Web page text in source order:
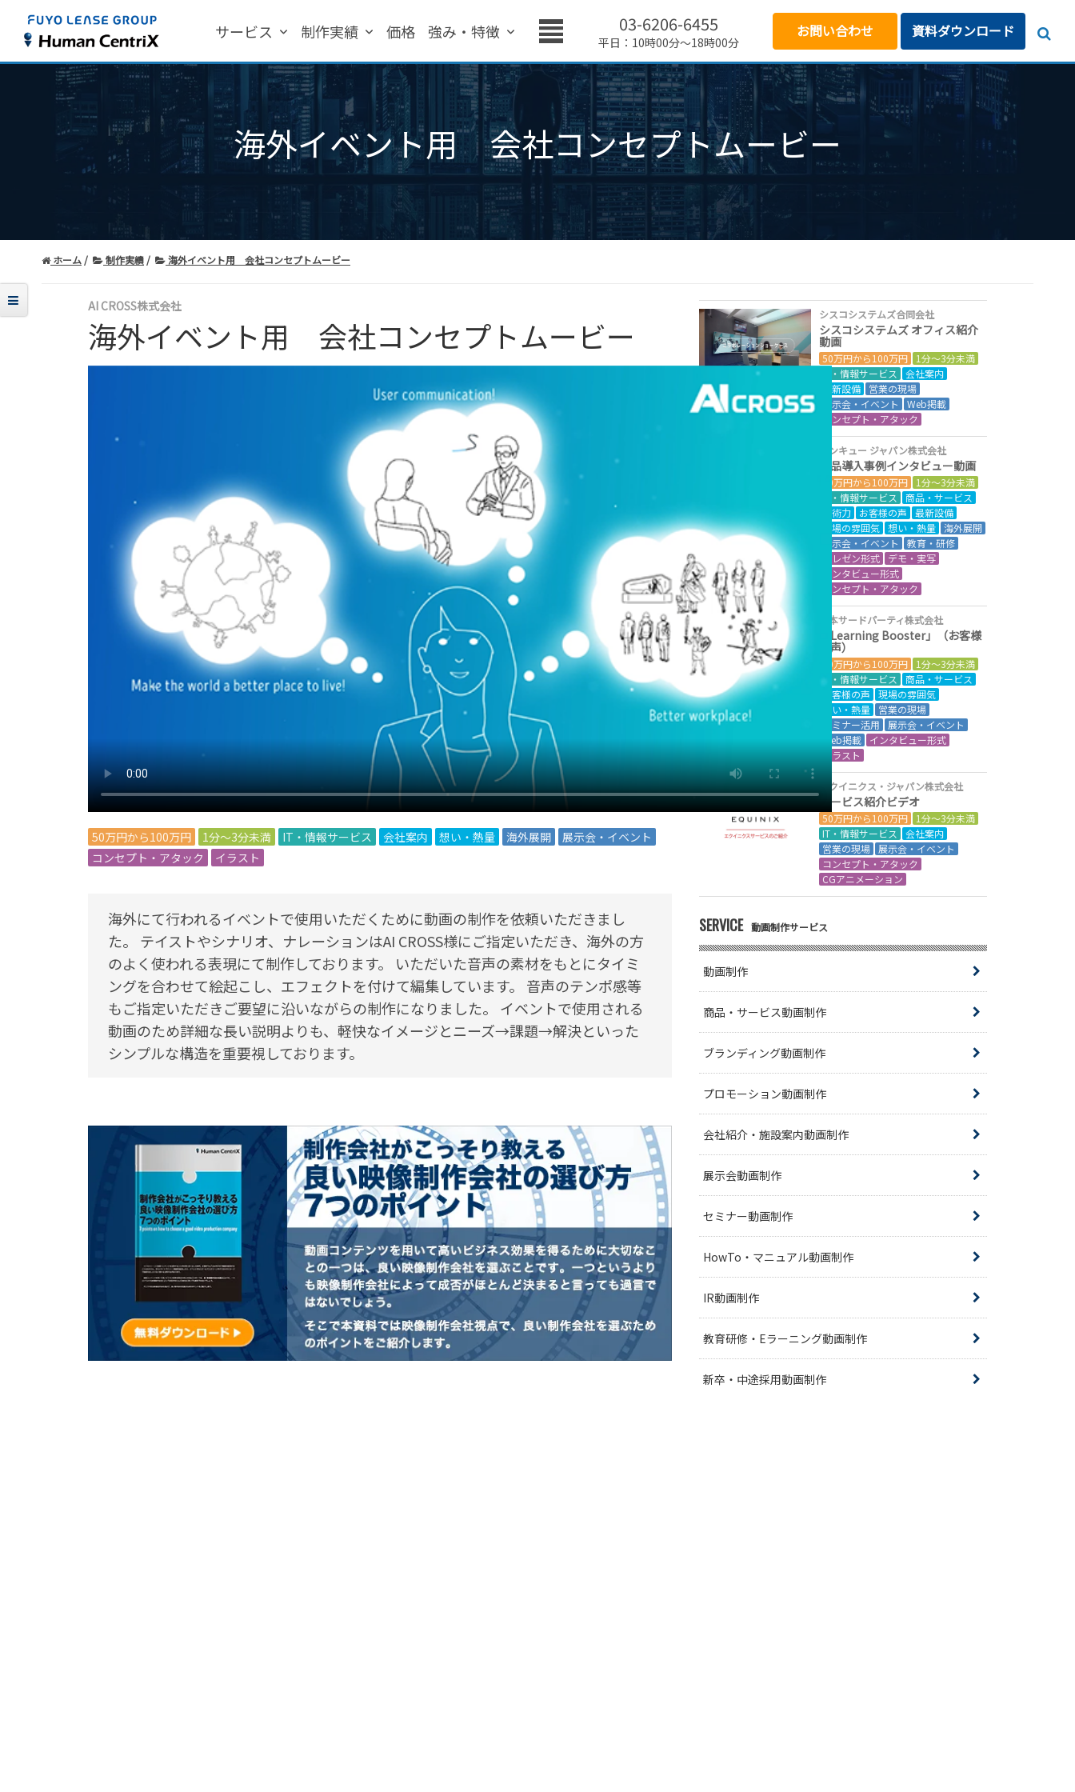
サービス 制作実績 価格 強み・特徴 03-6206-6455
平日：10時00分～18時00分
お問い合わせ 資料ダウンロード
海外イベント用 会社コンセプトムービー
ホーム 制作実績 海外イベント用 会社コンセプトムービー
AI CROSS株式会社
海外イベント用 会社コンセプトムービー
50万円から100万円 1分～3分未満 IT・情報サービス 会社案内 想い・熱量 海外展開
展示会・イベント
コンセプト・アタック
イラスト
海外にて行われるイベントで使用いただくために動画の制作を依頼いただきまし
た。 テイストやシナリオ、ナレーションはAI CROSS様にご指定いただき、海外の方
のよく使われる表現にて制作しております。 いただいた音声の素材をもとにタイミ
ングを合わせて絵起こし、エフェクトを付けて編集しています。 音声のテンポ感等
もご指定いただきご要望に沿いながらの制作になりました。 イベントで使用される
動画のため詳細な長い説明よりも、軽快なイメージとニーズ→課題→解決といった
シンプルな構造を重要視しております。
シスコシステムズ合同会社
シスコシステムズ オフィス紹介
動画
50万円から100万円
1分～3分未満
IT・情報サービス
会社案内
最新設備
営業の現場
展示会・イベント
Web掲載
コンセプト・アタック
ベンキュー ジャパン株式会社
製品導入事例インタビュー動画
50万円から100万円
1分～3分未満
IT・情報サービス
商品・サービス
技術力
お客様の声
最新設備
現場の雰囲気
想い・熱量 海外展開
展示会・イベント
教育・研修
プレゼン形式
デモ・実写
インタビュー形式
コンセプト・アタック
日本サードパーティ株式会社
「Learning Booster」（お客様
の声）
50万円から100万円
1分～3分未満
IT・情報サービス
商品・サービス
お客様の声
現場の雰囲気
想い・熱量
営業の現場
セミナー活用
展示会・イベント
Web掲載
インタビュー形式
イラスト
エクイニクス・ジャパン株式会社
サービス紹介ビデオ
50万円から100万円
1分～3分未満
IT・情報サービス
会社案内
営業の現場
展示会・イベント
コンセプト・アタック
CGアニメーション
SERVICE 動画制作サービス
動画制作
商品・サービス動画制作
ブランディング動画制作
プロモーション動画制作
会社紹介・施設案内動画制作
展示会動画制作
セミナー動画制作
HowTo・マニュアル動画制作
IR動画制作
教育研修・Eラーニング動画制作
新卒・中途採用動画制作